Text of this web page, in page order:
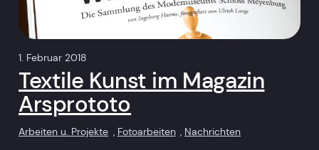
1. Februar 2018
Textile Kunst im Magazin
Arsprototo
Arbeiten u. Projekte , Fotoarbeiten , Nachrichten